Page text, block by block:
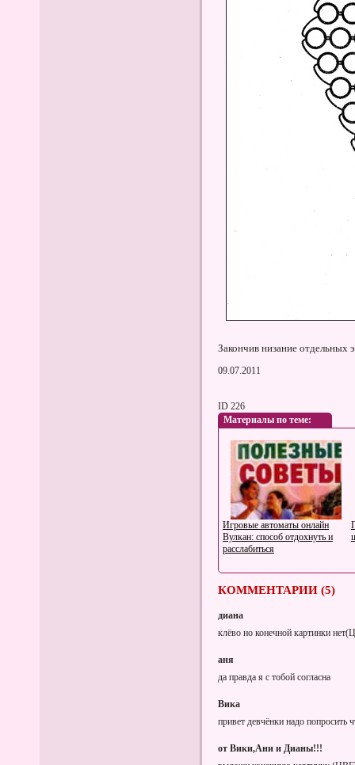
Закончив низание отдельных
09.07.2011
ID 226
Материалы по теме:
Игровые автоматы онлайн
Вулкан: способ отдохнуть и
расслабиться
КОММЕНТАРИИ (5)
диана
клёво но конечной картинки
аня
да правда я с тобой согласна
Вика
привет девчёнки надо
от Вики,Ани и Дианы!!!